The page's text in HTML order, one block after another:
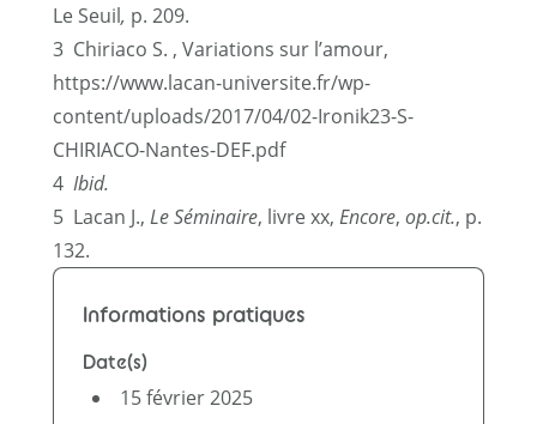
Le Seuil, p. 209.
3 Chiriaco S. , Variations sur l’amour,
https://www.lacan-universite.fr/wp-
content/uploads/2017/04/02-Ironik23-S-
CHIRIACO-Nantes-DEF.pdf
4 Ibid.
5 Lacan J., Le Séminaire, livre xx, Encore, op.cit., p.
132.
Informations pratiques
Date(s)
15 février 2025